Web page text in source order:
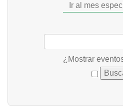
Ir al mes
¿Mostrar